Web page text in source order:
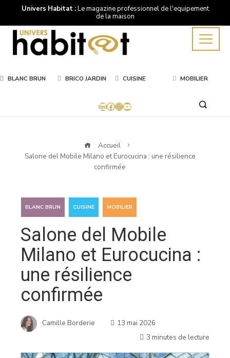
Univers Habitat :Le magazine professionnel de l'equipement
de la maison
BLANC BRUN BRICO JARDIN CUISINE MOBILIER
LinkedIn
Facebook
Instagram
YouTube
Accueil
Salone del Mobile Milano et Eurocucina : une résilience
confirmée
BLANC BRUN CUISINE MOBILIER
Salone del Mobile
Milano et Eurocucina :
une résilience
confirmée
Camille Borderie
13 mai 2026
3 minutes de lecture